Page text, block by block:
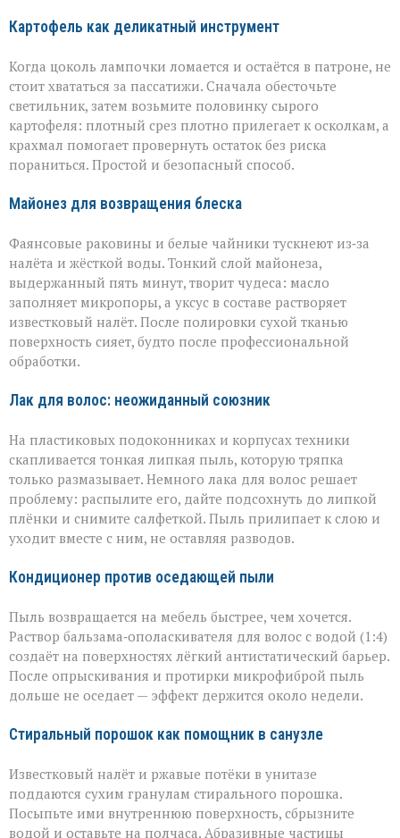
Картофель как деликатный инструмент
Когда цоколь лампочки ломается и остаётся в патроне, не
стоит хвататься за пассатижи. Сначала обесточьте
светильник, затем возьмите половинку сырого
картофеля: плотный срез плотно прилегает к осколкам, а
крахмал помогает провернуть остаток без риска
пораниться. Простой и безопасный способ.
Майонез для возвращения блеска
Фаянсовые раковины и белые чайники тускнеют из‑за
налёта и жёсткой воды. Тонкий слой майонеза,
выдержанный пять минут, творит чудеса: масло
заполняет микропоры, а уксус в составе растворяет
известковый налёт. После полировки сухой тканью
поверхность сияет, будто после профессиональной
обработки.
Лак для волос: неожиданный союзник
На пластиковых подоконниках и корпусах техники
скапливается тонкая липкая пыль, которую тряпка
только размазывает. Немного лака для волос решает
проблему: распылите его, дайте подсохнуть до липкой
плёнки и снимите салфеткой. Пыль прилипает к слою и
уходит вместе с ним, не оставляя разводов.
Кондиционер против оседающей пыли
Пыль возвращается на мебель быстрее, чем хочется.
Раствор бальзама‑ополаскивателя для волос с водой (1:4)
создаёт на поверхностях лёгкий антистатический барьер.
После опрыскивания и протирки микрофиброй пыль
дольше не оседает — эффект держится около недели.
Стиральный порошок как помощник в санузле
Известковый налёт и ржавые потёки в унитазе
поддаются сухим гранулам стирального порошка.
Посыпьте ими внутреннюю поверхность, сбрызните
водой и оставьте на полчаса. Абразивные частицы